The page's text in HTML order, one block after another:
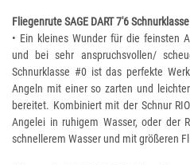
Fliegenrute SAGE DART 7'6
• Ein kleines Wunder für die feinsten
und bei sehr anspruchsvollen/
Schnurklasse #0 ist das perfekte
Angeln mit einer so zarten und
bereitet. Kombiniert mit der Schnur
Angelei in ruhigem Wasser, oder der
schnellerem Wasser und mit größeren